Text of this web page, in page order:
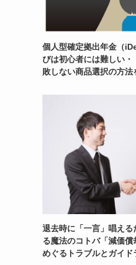
個人型確定拠出年金（
びは初心者には難しい
敗しない商品選択の方法
退去時に「一言」唱える
る魔法のコトバ「減価
めぐるトラブルとガイド